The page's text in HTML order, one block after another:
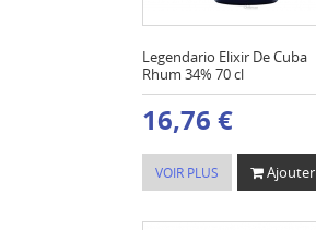
Legendario Elixir De Cuba
Rhum 34% 70 cl
16,76 €
VOIR PLUS Ajouter